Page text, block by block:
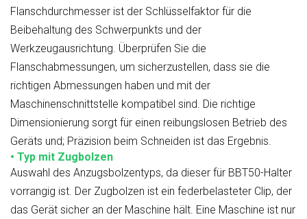
Flanschdurchmesser ist der Schlüsselfaktor für die
Beibehaltung des Schwerpunkts und der
Werkzeugausrichtung. Überprüfen Sie die
Flanschabmessungen, um sicherzustellen, dass sie die
richtigen Abmessungen haben und mit der
Maschinenschnittstelle kompatibel sind. Die richtige
Dimensionierung sorgt für einen reibungslosen Betrieb des
Geräts und; Präzision beim Schneiden ist das Ergebnis.
• Typ mit Zugbolzen
Auswahl des Anzugsbolzentyps, da dieser für BBT50-Halter
vorrangig ist. Der Zugbolzen ist ein federbelasteter Clip, der
das Gerät sicher an der Maschine hält. Eine Maschine ist nur